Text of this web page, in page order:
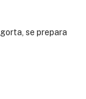
se prepara